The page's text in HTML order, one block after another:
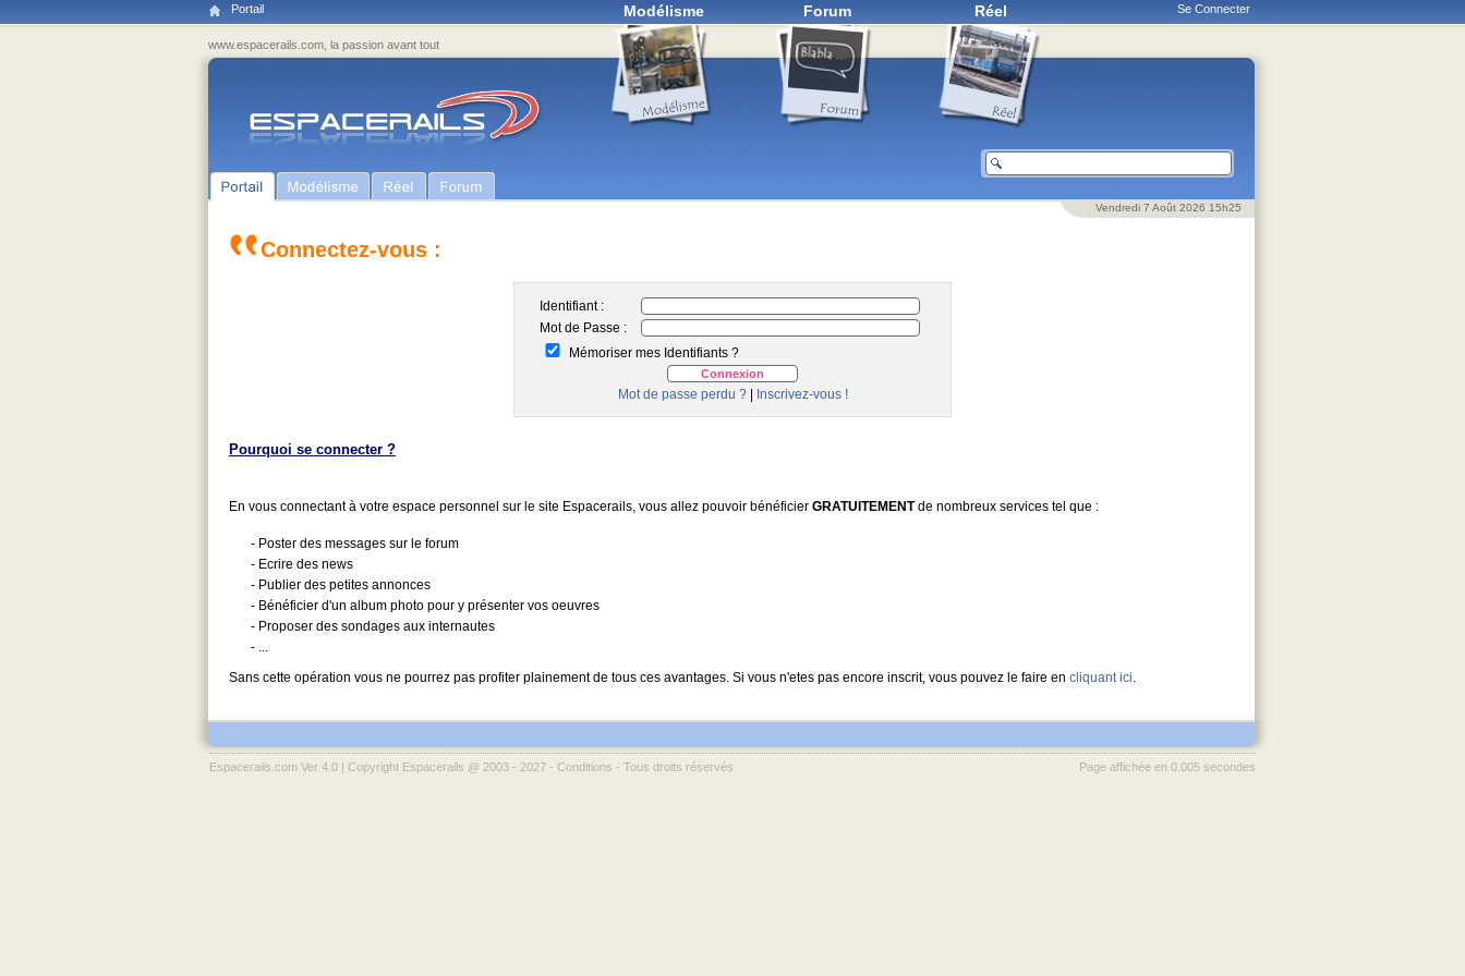
Portail Se Connecter
Modélisme Forum Réel
www.espacerails.com, la passion avant tout
Vendredi 7 Août 2026 15h25
Connectez-vous :
Identifiant :
Mot de Passe :
Mémoriser mes Identifiants ?
Mot de passe perdu ?| Inscrivez-vous !
Pourquoi se connecter ?
En vous connectant à votre espace personnel sur le site Espacerails, vous allez pouvoir bénéficier GRATUITEMENTde nombreux services tel que :
- Poster des messages sur le forum
- Ecrire des news
- Publier des petites annonces
- Bénéficier d'un album photo pour y présenter vos oeuvres
- Proposer des sondages aux internautes
- ...
Sans cette opération vous ne pourrez pas profiter plainement de tous ces avantages. Si vous n'etes pas encore inscrit, vous pouvez le faire en cliquant ici
Espacerails.com Ver 4.0 | Copyright Espacerails @ 2003 - 2027 - Conditions - Tous droits réservés Page affichée en 0.005 secondes